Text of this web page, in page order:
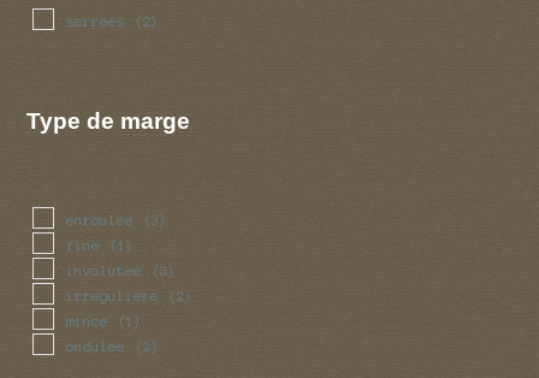
serrees (2)
Type de marge
enroulee (3)
fine (1)
involutee (3)
irreguliere (2)
mince (1)
ondulee (2)